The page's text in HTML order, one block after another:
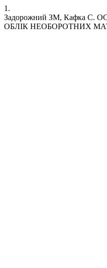
1.
Задорожний ЗМ, Кафка
ОБЛІК НЕОБОРОТНИХ